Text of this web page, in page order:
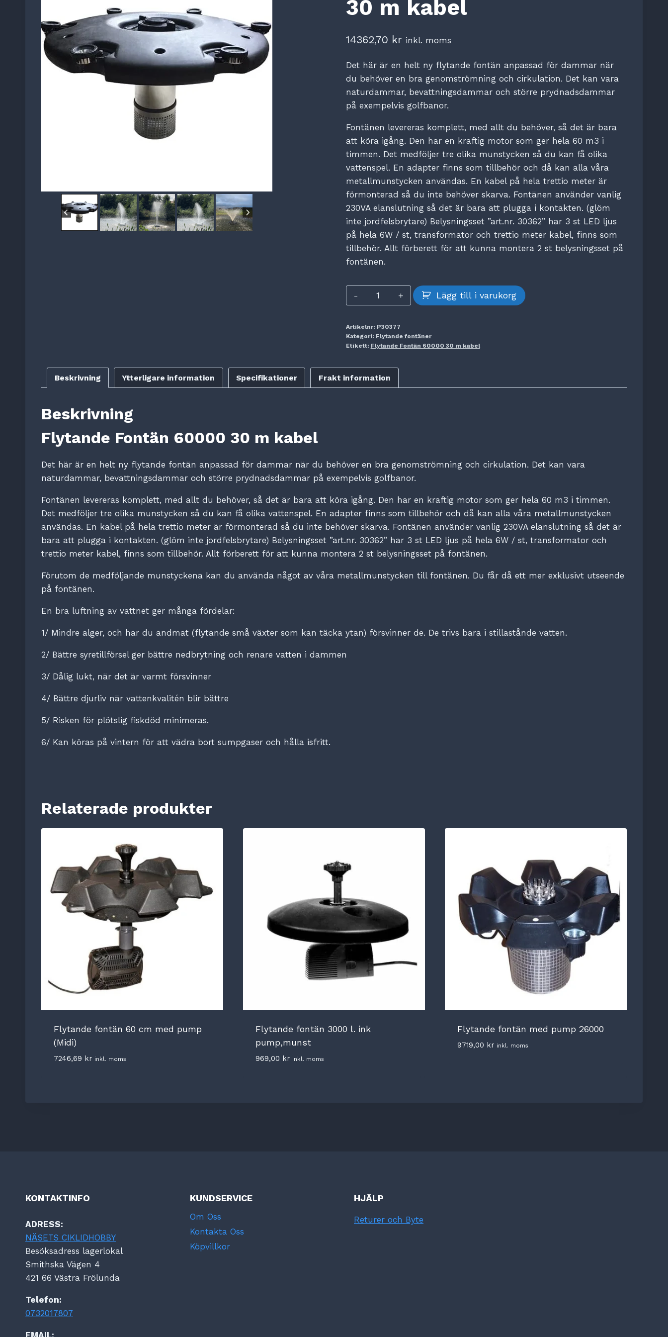
30 m kabel
14362,70 kr inkl. moms
Det här är en helt ny flytande fontän anpassad för dammar när
du behöver en bra genomströmning och cirkulation. Det kan vara
naturdammar, bevattningsdammar och större prydnadsdammar
på exempelvis golfbanor.
Fontänen levereras komplett, med allt du behöver, så det är bara
att köra igång. Den har en kraftig motor som ger hela 60 m3 i
timmen. Det medföljer tre olika munstycken så du kan få olika
vattenspel. En adapter finns som tillbehör och då kan alla våra
metallmunstycken användas. En kabel på hela trettio meter är
förmonterad så du inte behöver skarva. Fontänen använder vanlig
230VA elanslutning så det är bara att plugga i kontakten. (glöm
inte jordfelsbrytare) Belysningsset ”art.nr. 30362” har 3 st LED ljus
på hela 6W / st, transformator och trettio meter kabel, finns som
tillbehör. Allt förberett för att kunna montera 2 st belysningsset på
fontänen.
Flytande
Fontän
30
m
Lägg till i varukorg
Artikelnr: P30377
Kategori: Flytande fontäner
Etikett: Flytande Fontän 60000 30 m kabel
Beskrivning Ytterligare information Specifikationer Frakt information
Beskrivning
Flytande Fontän 60000 30 m kabel
Det här är en helt ny flytande fontän anpassad för dammar när du behöver en bra genomströmning och cirkulation. Det kan vara
naturdammar, bevattningsdammar och större prydnadsdammar på exempelvis golfbanor.
Fontänen levereras komplett, med allt du behöver, så det är bara att köra igång. Den har en kraftig motor som ger hela 60 m3 i timmen.
Det medföljer tre olika munstycken så du kan få olika vattenspel. En adapter finns som tillbehör och då kan alla våra metallmunstycken
användas. En kabel på hela trettio meter är förmonterad så du inte behöver skarva. Fontänen använder vanlig 230VA elanslutning så det är
bara att plugga i kontakten. (glöm inte jordfelsbrytare) Belysningsset ”art.nr. 30362” har 3 st LED ljus på hela 6W / st, transformator och
trettio meter kabel, finns som tillbehör. Allt förberett för att kunna montera 2 st belysningsset på fontänen.
Förutom de medföljande munstyckena kan du använda något av våra metallmunstycken till fontänen. Du får då ett mer exklusivt utseende
på fontänen.
En bra luftning av vattnet ger många fördelar:
1/ Mindre alger, och har du andmat (flytande små växter som kan täcka ytan) försvinner de. De trivs bara i stillastånde vatten.
2/ Bättre syretillförsel ger bättre nedbrytning och renare vatten i dammen
3/ Dålig lukt, när det är varmt försvinner
4/ Bättre djurliv när vattenkvalitén blir bättre
5/ Risken för plötslig fiskdöd minimeras.
6/ Kan köras på vintern för att vädra bort sumpgaser och hålla isfritt.
Relaterade produkter
Flytande fontän 60 cm med pump
(Midi)
7246,69 kr inkl. moms
Flytande fontän 3000 l. ink
pump,munst
969,00 kr inkl. moms
Flytande fontän med pump 26000
9719,00 kr inkl. moms
KONTAKTINFO
ADRESS:
NÄSETS CIKLIDHOBBY
Besöksadress lagerlokal
Smithska Vägen 4
421 66 Västra Frölunda
Telefon:
0732017807
EMAIL:
KUNDSERVICE
Om Oss
Kontakta Oss
Köpvillkor
HJÄLP
Returer och Byte